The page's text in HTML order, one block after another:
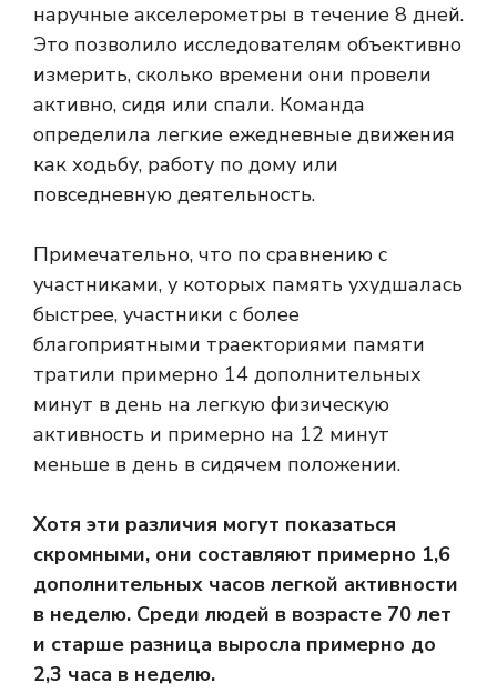
наручные акселерометры в течение 8 дней.
Это позволило исследователям объективно
измерить, сколько времени они провели
активно, сидя или спали. Команда
определила легкие ежедневные движения
как ходьбу, работу по дому или
повседневную деятельность.
Примечательно, что по сравнению с
участниками, у которых память ухудшалась
быстрее, участники с более
благоприятными траекториями памяти
тратили примерно 14 дополнительных
минут в день на легкую физическую
активность и примерно на 12 минут
меньше в день в сидячем положении.
Хотя эти различия могут показаться
скромными, они составляют примерно 1,6
дополнительных часов легкой активности
в неделю. Среди людей в возрасте 70 лет
и старше разница выросла примерно до
2,3 часа в неделю.